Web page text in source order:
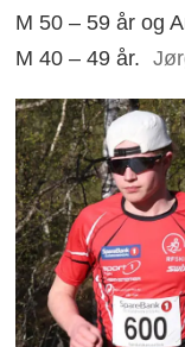
M 50 – 59 år og
M 40 – 49 år.